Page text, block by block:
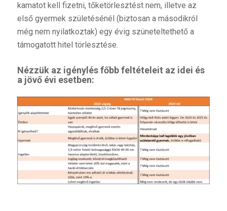
kamatot kell fizetni, tőketörlesztést nem, illetve az
első gyermek születésénél (biztosan a másodikról
még nem nyilatkoztak) egy évig szüneteltethető a
támogatott hitel törlesztése.
Nézzük az igénylés főbb feltételeit az idei és
a jövő évi esetben: